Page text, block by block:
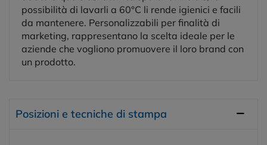
possibilità di lavarli a 60°C li rende igienici e facili
da mantenere. Personalizzabili per finalità di
marketing, rappresentano la scelta ideale per le
aziende che vogliono promuovere il loro brand con
un prodotto.
Posizioni e tecniche di stampa